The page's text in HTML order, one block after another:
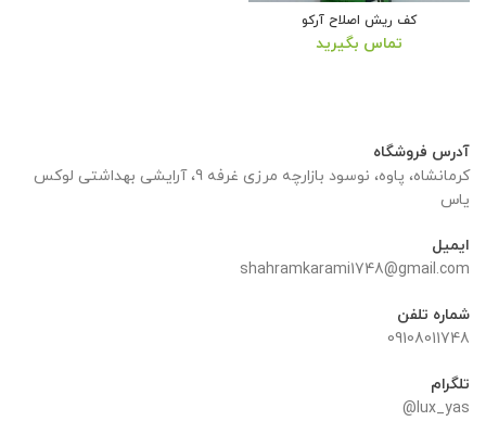
کف ریش اصلاح آرکو
تماس بگیرید
آدرس فروشگاه
کرمانشاه، پاوه، نوسود بازارچه مرزی غرفه 9، آرایشی بهداشتی لوکس
یاس
ایمیل
shahramkarami1748@gmail.com
شماره تلفن
09108011748
تلگرام
lux_yas@